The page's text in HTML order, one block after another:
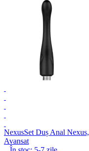
NexusSet Duș Anal Nexus,
Avansat